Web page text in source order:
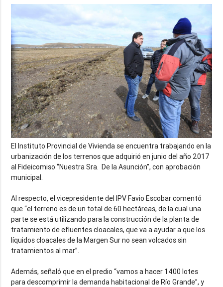
El Instituto Provincial de Vivienda se encuentra trabajando en la
urbanización de los terrenos que adquirió en junio del año 2017
al Fideicomiso “Nuestra Sra. De la Asunción”, con aprobación
municipal.
Al respecto, el vicepresidente del IPV Favio Escobar comentó
que “el terreno es de un total de 60 hectáreas, de la cual una
parte se está utilizando para la construcción de la planta de
tratamiento de efluentes cloacales, que va a ayudar a que los
líquidos cloacales de la Margen Sur no sean volcados sin
tratamientos al mar”.
Además, señaló que en el predio “vamos a hacer 1400 lotes
para descomprimir la demanda habitacional de Río Grande”, y